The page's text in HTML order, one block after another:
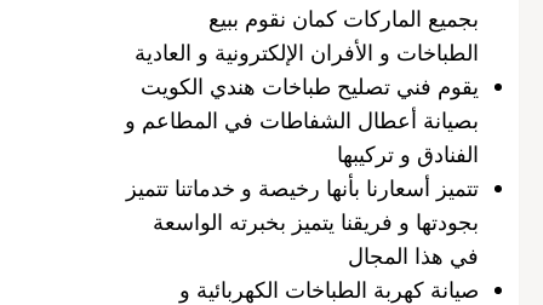
بجميع الماركات كمان نقوم ببيع
الطباخات و الأفران الإلكترونية و العادية
يقوم فني تصليح طباخات هندي الكويت
بصيانة أعطال الشفاطات في المطاعم و
الفنادق و تركيبها
تتميز أسعارنا بأنها رخيصة و خدماتنا تتميز
بجودتها و فريقنا يتميز بخبرته الواسعة
في هذا المجال
صيانة كهربة الطباخات الكهربائية و